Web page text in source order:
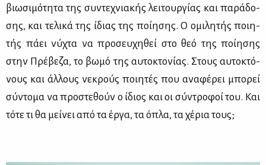
βιω­σι­μό­τη­τα της συ­ντε­χνια­κής λει­τουρ­γί­ας και πα­ρά­δο­
σης, και τε­λι­κά της ίδιας της ποί­η­σης. Ο ομι­λη­τής ποι­η­
τής πά­ει νύ­χτα να προ­σευ­χη­θεί στο θεό της ποί­η­σης
στην Πρέ­βε­ζα, το βω­μό της αυ­το­κτο­νί­ας. Στους αυ­το­κτό­
νους και άλ­λους νε­κρούς ποι­η­τές που ανα­φέ­ρει μπο­ρεί
σύ­ντο­μα να προ­στε­θούν ο ίδιος και οι σύ­ντρο­φοί του. Και
τό­τε τι θα μεί­νει από τα έρ­γα, τα όπλα, τα χέ­ρια τους;